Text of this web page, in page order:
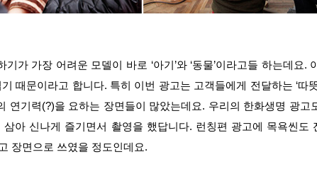
가 가장 어려운 모델이 바로 ‘아기’와 ‘동물’이라고들 하는데요.
때문이라고 합니다. 특히 이번 광고는 고객들에게 전달하는 ‘따
연기력(?)을 요하는 장면들이 많았는데요. 우리의 한화생명 광고
아 신나게 즐기면서 촬영을 했답니다. 런칭편 광고에 목욕씬도
장면으로 쓰였을 정도인데요.